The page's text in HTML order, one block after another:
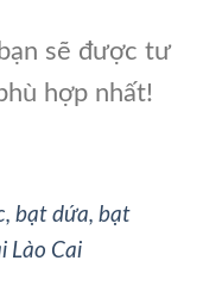
sẽ được tư
hợp nhất!
bạt dứa, bạt
Lào Cai